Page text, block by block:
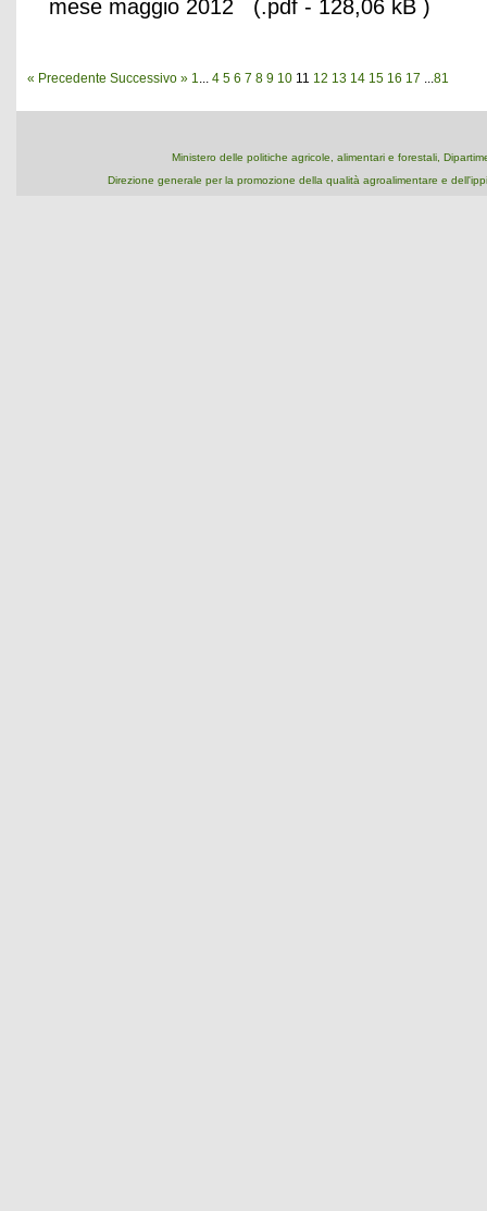
mese maggio 2012 (.pdf - 128,06 kB )
« Precedente Successivo » 1... 4 5 6 7 8 9 10 11 12 13 14 15 16 17 ...81
Ministero delle politiche agricole, alimentari e forestali,
Direzione generale per la promozione della qualità agroalimentare e